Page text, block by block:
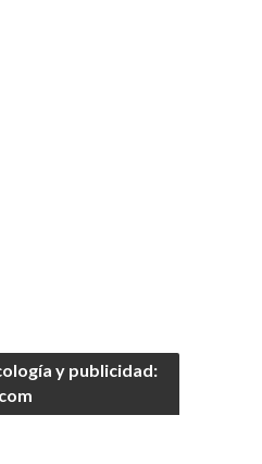
y publicidad: